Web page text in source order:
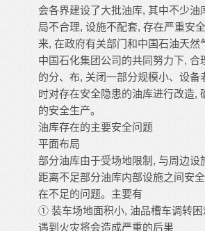
会各界建设了大批油库, 其中不少油
局不合理, 设施不配套, 存在严重安
来, 在政府有关部门和中国石油天然
中国石化集团公司的共同努力下, 合
的分、布, 关闭一部分规模小、设备
时对存在安全隐患的油库进行改造,
的安全生产。
油库存在的主要安全问题
平面布局
部分油库由于受场地限制, 与周边设
距离不足部分油库内部设施之间安
在不足的问题。主要有
① 装车场地面积小, 油品槽车调转困
遇到火灾将会造成严重的后果